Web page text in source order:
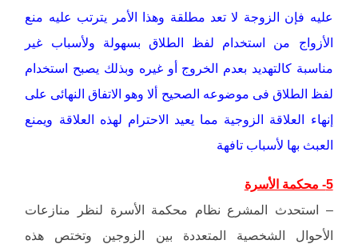
عليه فإن الزوجة لا تعد مطلقة وهذا الأمر يترتب عليه منع
الأزواج من استخدام لفظ الطلاق بسهولة ولأسباب غير
مناسبة كالتهديد بعدم الخروج أو غيره وبذلك يصبح استخدام
لفظ الطلاق فى موضوعه الصحيح ألا وهو الاتفاق النهائى على
إنهاء العلاقة الزوجية مما يعيد الاحترام لهذه العلاقة ويمنع
العبث بها لأسباب تافهة
5- محكمة الأسرة
– استحدث المشرع نظام محكمة الأسرة لنظر منازعات
الأحوال الشخصية المتعددة بين الزوجين وتختص هذه